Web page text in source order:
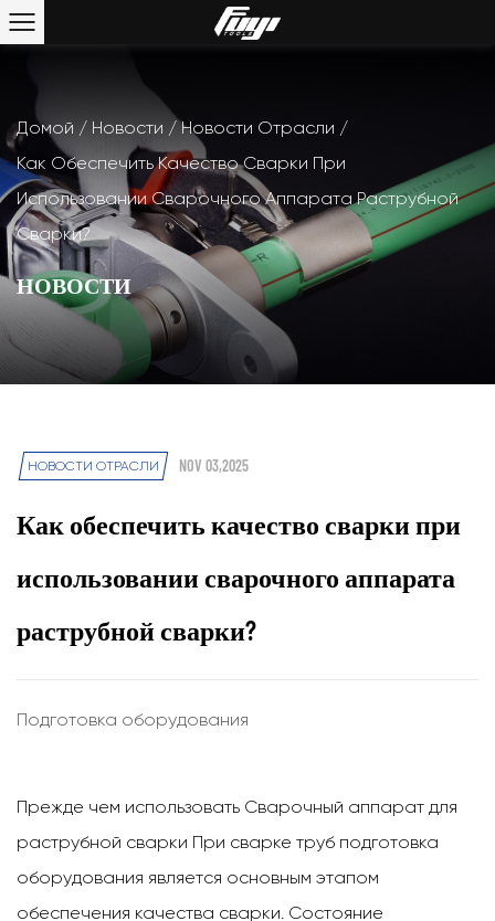
Домой / Новости /Новости Отрасли /
Как Обеспечить Качество Сварки При
Использовании Сварочного Аппарата Раструбной
Сварки?
НОВОСТИ
НОВОСТИ ОТРАСЛИ NOV 03,2025
Как обеспечить качество сварки при
использовании сварочного аппарата
раструбной сварки?
Подготовка оборудования
Прежде чем использовать Сварочный аппарат для
раструбной сварки При сварке труб подготовка
оборудования является основным этапом
обеспечения качества сварки. Состояние